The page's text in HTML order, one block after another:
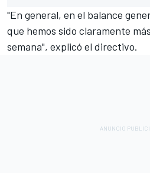
"En general, en el balance
que hemos sido claramente
semana", explicó el directivo.